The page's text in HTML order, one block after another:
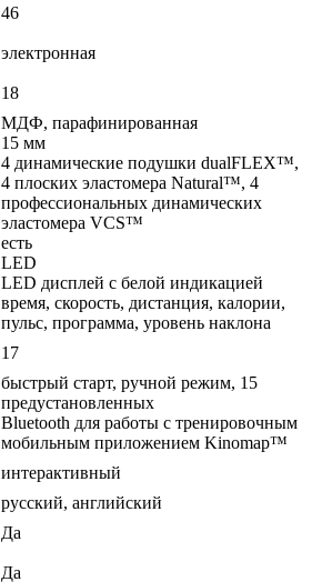
46
электронная
18
МДФ, парафинированная
15 мм
4 динамические подушки dualFLEX™,
4 плоских эластомера Natural™, 4
профессиональных динамических
эластомера VCS™
есть
LED
LED дисплей с белой индикацией
время, скорость, дистанция, калории,
пульс, программа, уровень наклона
17
быстрый старт, ручной режим, 15
предустановленных
Bluetooth для работы с тренировочным
мобильным приложением Kinomap™
интерактивный
русский, английский
Да
Да